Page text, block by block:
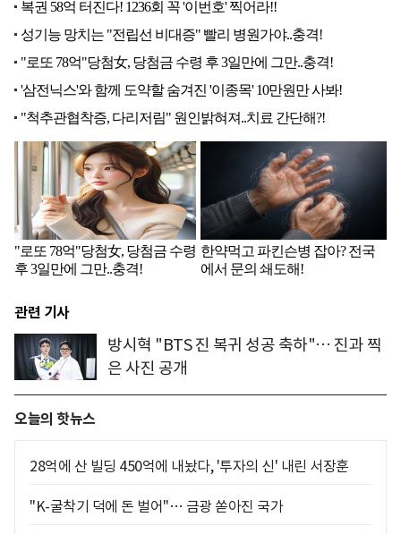
관련 기사
방시혁 "BTS 진 복귀 성공 축하"… 진과 찍
은 사진 공개
오늘의 핫뉴스
28억에 산 빌딩 450억에 내놨다, '투자의 신' 내린 서장훈
"K-굴착기 덕에 돈 벌어"… 금광 쏟아진 국가